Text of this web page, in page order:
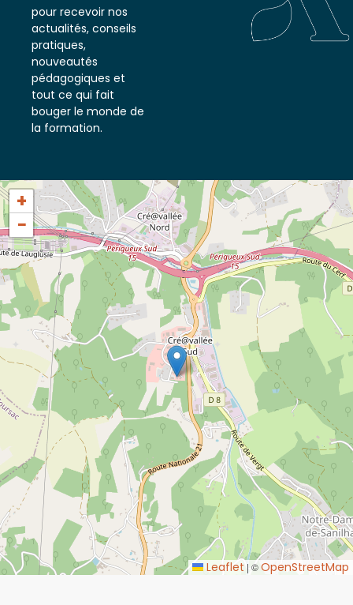
notre newsletter
pour recevoir nos
actualités, conseils
pratiques,
nouveautés
pédagogiques et
tout ce qui fait
bouger le monde de
+
−